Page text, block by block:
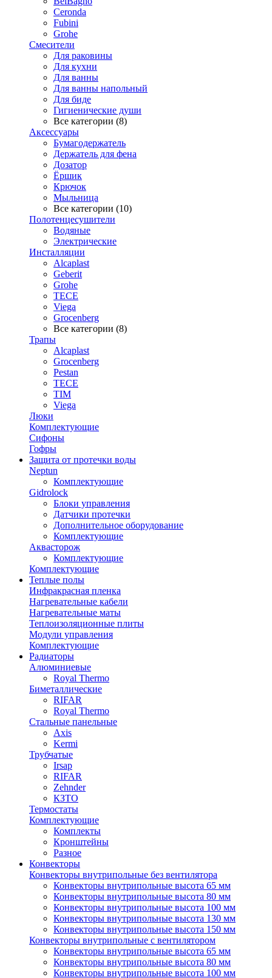
Ceronda
Fubini
Grohe
Смесители
Для раковины
Для кухни
Для ванны
Для ванны напольный
Для биде
Гигиенические души
Все категории (8)
Аксессуары
Бумагодержатель
Держатель для фена
Дозатор
Ёршик
Крючок
Мыльница
Все категории (10)
Полотенцесушители
Водяные
Электрические
Инсталляции
Alcaplast
Geberit
Grohe
TECE
Viega
Grocenberg
Все категории (8)
Трапы
Alcaplast
Grocenberg
Pestan
TECE
TIM
Viega
Люки
Комплектующие
Сифоны
Гофры
Защита от протечки воды
Neptun
Комплектующие
Gidrolock
Блоки управления
Датчики протечки
Дополнительное оборудование
Комплектующие
Аквасторож
Комплектующие
Комплектующие
Теплые полы
Инфракрасная пленка
Нагревательные кабели
Нагревательные маты
Теплоизоляционные плиты
Модули управления
Комплектующие
Радиаторы
Алюминиевые
Royal Thermo
Биметаллические
RIFAR
Royal Thermo
Стальные панельные
Axis
Kermi
Трубчатые
Irsap
RIFAR
Zehnder
КЗТО
Термостаты
Комплектующие
Комплекты
Кронштейны
Разное
Конвекторы
Конвекторы внутрипольные без вентилятора
Конвекторы внутрипольные высота 65 мм
Конвекторы внутрипольные высота 80 мм
Конвекторы внутрипольные высота 100 мм
Конвекторы внутрипольные высота 130 мм
Конвекторы внутрипольные высота 150 мм
Конвекторы внутрипольные с вентилятором
Конвекторы внутрипольные высота 65 мм
Конвекторы внутрипольные высота 80 мм
Конвекторы внутрипольные высота 100 мм